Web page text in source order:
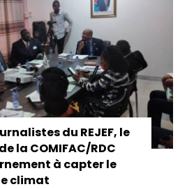
du REJEF, le
la COMIFAC/RDC
à capter le
climat